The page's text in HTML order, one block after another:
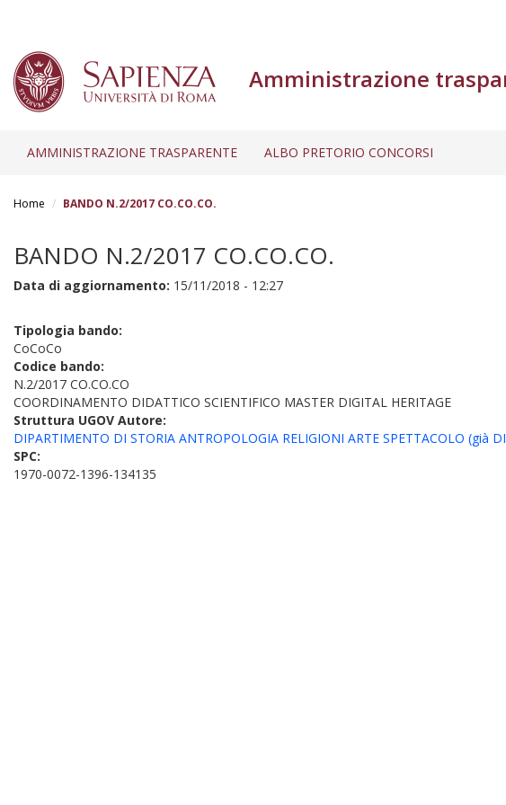
Amministrazione
AMMINISTRAZIONE TRASPARENTE ALBO PRETORIO CONCORSI
Home BANDO N.2/2017 CO.CO.CO.
BANDO N.2/2017 CO.CO.CO.
Data di aggiornamento: 15/11/2018 - 12:27
Tipologia bando:
CoCoCo
Codice bando:
N.2/2017 CO.CO.CO
COORDINAMENTO DIDATTICO SCIENTIFICO MASTER DIGITAL HERITAGE
Struttura UGOV Autore:
DIPARTIMENTO DI STORIA ANTROPOLOGIA RELIGIONI ARTE SPETTACOLO (già
SPC:
1970-0072-1396-134135